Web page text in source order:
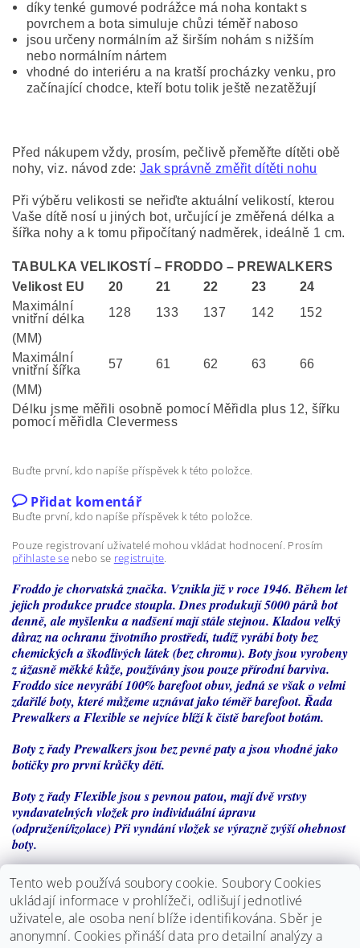
díky tenké gumové podrážce má noha kontakt s
povrchem a bota simuluje chůzi téměř naboso
jsou určeny normálním až širším nohám s nižším
nebo normálním nártem
vhodné do interiéru a na kratší procházky venku, pro
začínající chodce, kteří botu tolik ještě nezatěžují
Před nákupem vždy, prosím, pečlivě přeměřte dítěti obě
nohy, viz. návod zde:Jak správně změřit dítěti nohu
Při výběru velikosti se neřiďte aktuální velikostí, kterou
Vaše dítě nosí u jiných bot, určující je změřená délka a
šířka nohy a k tomu připočítaný nadměrek, ideálně 1 cm.
TABULKA VELIKOSTÍ – FRODDO – PREWALKERS
Velikost EU
20 21 22 23
24
Maximální
vnitřní délka
128 133 137 142
152
(MM)
Maximální
vnitřní šířka
57 61 62 63
66
(MM)
Délku jsme měřili osobně pomocí Měřidla plus 12, šířku
pomocí měřidla Clevermess
Buďte první, kdo napíše příspěvek k této položce.
Přidat komentář
Buďte první, kdo napíše příspěvek k této položce.
Pouze registrovaní uživatelé mohou vkládat hodnocení. Prosím
přihlaste senebo se registrujte.
Froddo je chorvatská značka. Vznikla již v roce 1946. Během let
jejich produkce prudce stoupla. Dnes produkují 5000 párů bot
denně, ale myšlenku a nadšení mají stále stejnou. Kladou velký
důraz na ochranu životního prostředí, tudíž vyrábí boty bez
chemických a škodlivých látek (bez chromu). Boty jsou vyrobeny
z úžasně měkké kůže, používány jsou pouze přírodní barviva.
Froddo sice nevyrábí 100% barefoot obuv, jedná se však o velmi
zdařilé boty, které můžeme uznávat jako téměř barefoot. Řada
Prewalkers a Flexible se nejvíce blíží k čistě barefoot botám.
Boty z řady Prewalkers jsou bez pevné paty a jsou vhodné jako
botičky pro první krůčky dětí.
Boty z řady Flexible jsou s pevnou patou, mají dvě vrstvy
vyndavatelných vložek pro individuální úpravu
(odpružení/izolace) Při vyndání vložek se výrazně zvýší ohebnost
boty.
Určení:
- úzká noha
- normální noha
Tento web používá soubory cookie. Soubory Cookies
ukládají informace v prohlížeči, odlišují jednotlivé
uživatele, ale osoba není blíže identifikována. Sběr je
anonymní. Cookies přináší data pro detailní analýzy a